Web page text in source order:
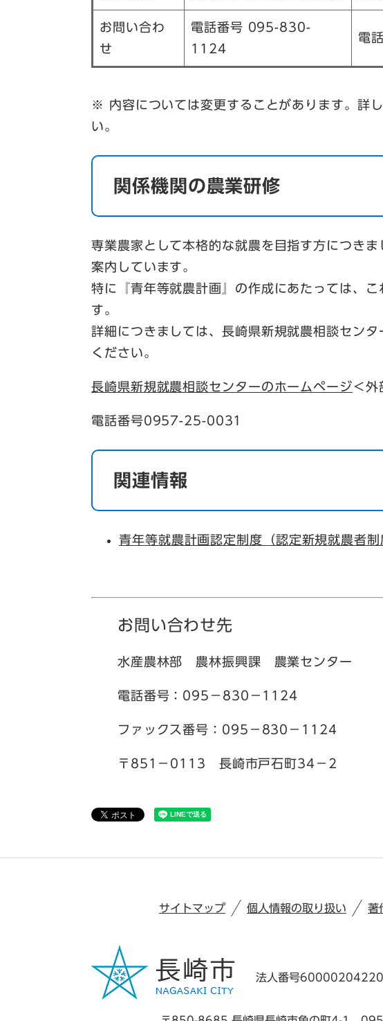
お問い合わ
せ
電話番号 095-830-
1124
電
※ 内容については変更することがあります。詳
い。
関係機関の農業研修
専業農家として本格的な就農を目指す方につき
案内しています。
特に『青年等就農計画』の作成にあたっては、
す。
詳細につきましては、長崎県新規就農相談セン
ください。
長崎県新規就農相談センターのホームページ＜外
電話番号0957-25-0031
関連情報
青年等就農計画認定制度（認定新規就農者制
お問い合わせ先
水産農林部 農林振興課 農業センター
電話番号：095－830－1124
ファックス番号：095－830－1124
〒851－0113 長崎市戸石町34－2
サイトマップ 個人情報の取り扱い 著
法人番号